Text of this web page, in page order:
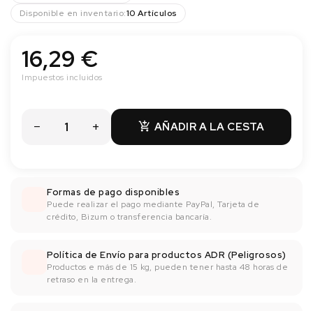
Disponible en inventario:10 Artículos
16,29 €
Impuestos incluidos
 AÑADIR A LA CESTA
Formas de pago disponibles
Puede realizar el pago mediante PayPal, Tarjeta de
crédito, Bizum o transferencia bancaría.
Política de Envío para productos ADR (Peligrosos)
Productos e más de 15 kg, pueden tener hasta 48 horas de
retraso en la entrega.